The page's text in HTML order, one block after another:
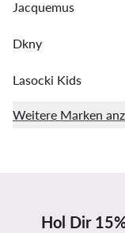
Jacquemus
Dkny
Lasocki Kids
Weitere Marken
Hol Dir